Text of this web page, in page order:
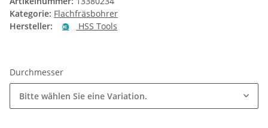
Kategorie: Flachfräsbohrer
Hersteller:
HSS Tools
Durchmesser
Bitte wählen Sie eine Variation.